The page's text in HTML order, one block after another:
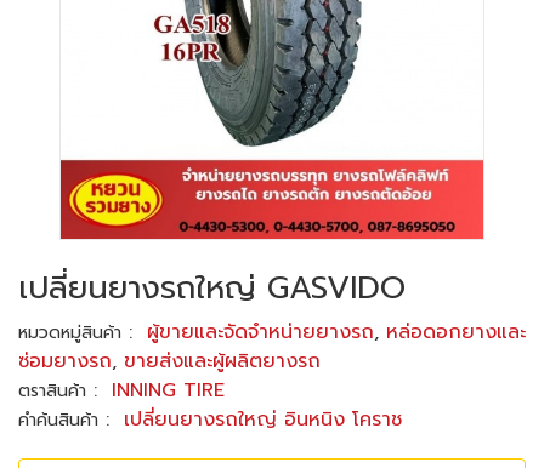
เปลี่ยนยางรถใหญ่ GASVIDO
หมวดหมู่สินค้า : ผู้ขายและจัดจำหน่ายยางรถ, หล่อดอกยางและ
ซ่อมยางรถ, ขายส่งและผู้ผลิตยางรถ
ตราสินค้า : INNING TIRE
คำค้นสินค้า : เปลี่ยนยางรถใหญ่ อินหนิง โคราช